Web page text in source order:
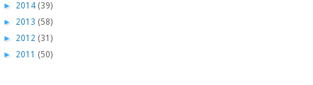
► 2014 (39)
► 2013 (58)
► 2012 (31)
► 2011 (50)